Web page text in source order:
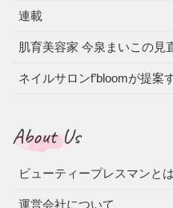
連載
肌育美容家 今泉まいこの見
ネイルサロンf’bloomが提案
About Us
ビューティープレスマンと
運営会社について